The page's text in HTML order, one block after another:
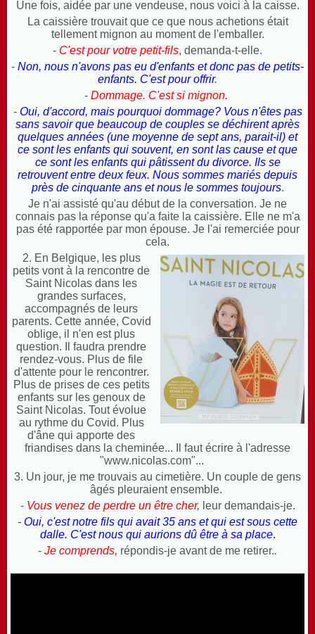
Une fois, aidée par une vendeuse, nous voici à la caisse.
La caissière trouvait que ce que nous achetions était
tellement mignon au moment de l'emballer.
- C'est pour votre petit-fils, demanda-t-elle.
- Non, nous n'avons pas eu d'enfants et donc pas de petits-
enfants. C'est pour offrir.
- Dommage. C'est si mignon.
- Oui, d'accord, mais pourquoi dommage? Vous n'êtes pas
sans savoir que beaucoup de couples se déchirent après
quelques années (une moyenne de sept ans, parait-il) et
ce sont les enfants qui souvent, en sont las cause et que
ce sont les enfants qui pâtissent du divorce. Ils se
retrouvent entre deux feux. Nous sommes mariés depuis
près de cinquante ans et nous le sommes toujours.
Je n'ai assisté qu'au début de la conversation. Je ne
connais pas la réponse qu'a faite la caissière. Elle ne m'a
pas été rapportée par mon épouse. Je l'ai remerciée pour
cela.
2. En Belgique, les plus
petits vont à la rencontre de
Saint Nicolas dans les
grandes surfaces,
accompagnés de leurs
parents. Cette année, Covid
oblige, il n'en est plus
question. Il faudra prendre
rendez-vous. Plus de file
d'attente pour le rencontrer.
Plus de prises de ces petits
enfants sur les genoux de
Saint Nicolas. Tout évolue
au rythme du Covid. Plus
d'âne qui apporte des
friandises dans la cheminée... Il faut écrire à l'adresse
"www.nicolas.com"...
3. Un jour, je me trouvais au cimetière. Un couple de gens
âgés pleuraient ensemble.
- Vous venez de perdre un être cher, leur demandais-je.
- Oui, c'est notre fils qui avait 35 ans et qui est sous cette
dalle. C'est nous qui aurions dû être à sa place.
- Je comprends, répondis-je avant de me retirer..